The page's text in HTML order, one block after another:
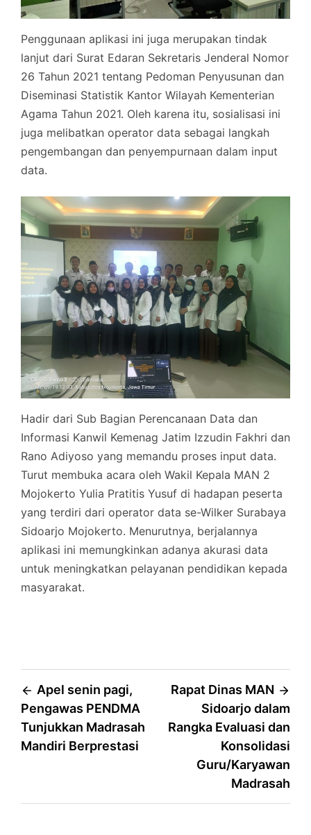
Penggunaan aplikasi ini juga merupakan tindak
lanjut dari Surat Edaran Sekretaris Jenderal Nomor
26 Tahun 2021 tentang Pedoman Penyusunan dan
Diseminasi Statistik Kantor Wilayah Kementerian
Agama Tahun 2021. Oleh karena itu, sosialisasi ini
juga melibatkan operator data sebagai langkah
pengembangan dan penyempurnaan dalam input
data.
Hadir dari Sub Bagian Perencanaan Data dan
Informasi Kanwil Kemenag Jatim Izzudin Fakhri dan
Rano Adiyoso yang memandu proses input data.
Turut membuka acara oleh Wakil Kepala MAN 2
Mojokerto Yulia Pratitis Yusuf di hadapan peserta
yang terdiri dari operator data se-Wilker Surabaya
Sidoarjo Mojokerto. Menurutnya, berjalannya
aplikasi ini memungkinkan adanya akurasi data
untuk meningkatkan pelayanan pendidikan kepada
masyarakat.
Post
navigation
Apel senin pagi,
Pengawas PENDMA
Tunjukkan Madrasah
Mandiri Berprestasi
Rapat Dinas MAN
Sidoarjo dalam
Rangka Evaluasi dan
Konsolidasi
Guru/Karyawan
Madrasah